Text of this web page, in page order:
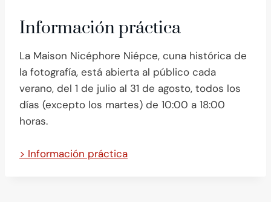
Información práctica
La Maison Nicéphore Niépce, cuna histórica de
la fotografía, está abierta al público cada
verano, del 1 de julio al 31 de agosto, todos los
días (excepto los martes) de 10:00 a 18:00
horas.
> Información práctica